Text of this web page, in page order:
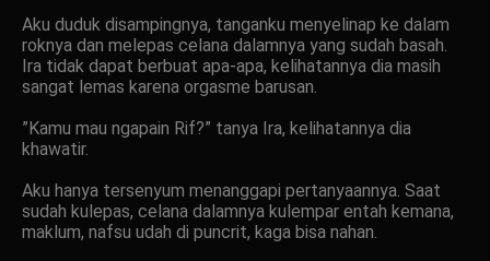
Aku duduk disampingnya, tanganku menyelinap ke dalam
roknya dan melepas celana dalamnya yang sudah basah.
Ira tidak dapat berbuat apa-apa, kelihatannya dia masih
sangat lemas karena orgasme barusan.
”Kamu mau ngapain Rif?” tanya Ira, kelihatannya dia
khawatir.
Aku hanya tersenyum menanggapi pertanyaannya. Saat
sudah kulepas, celana dalamnya kulempar entah kemana,
maklum, nafsu udah di puncrit, kaga bisa nahan.